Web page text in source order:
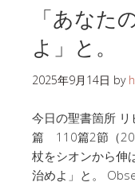
「あなた
よ」と。
2025年9月14日 by
今日の聖書箇所
篇 110篇2節（
杖をシオンから伸
治めよ」と。